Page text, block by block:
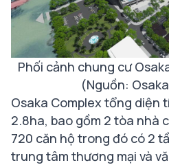
Phối cảnh chung cư
(Nguồn:
Osaka Complextổng diện
2.8ha, bao gồm 2 tòa nhà
720 căn hộ trong đó có 2
trung tâm thương mại và